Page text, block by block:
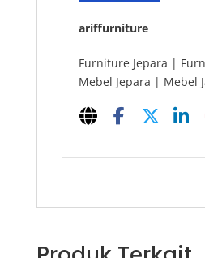
ariffurniture
Furniture Jepara |
Mebel Jepara | Mebel